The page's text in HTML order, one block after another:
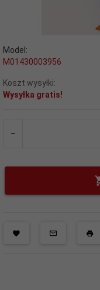
Model:
M01430003956
Koszt wysyłki:
Wysyłka gratis!